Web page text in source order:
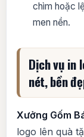
chìm hoặc
men nền.
Dịch vụ in
nét, bền
Xưởng Gốm
logo lên quà